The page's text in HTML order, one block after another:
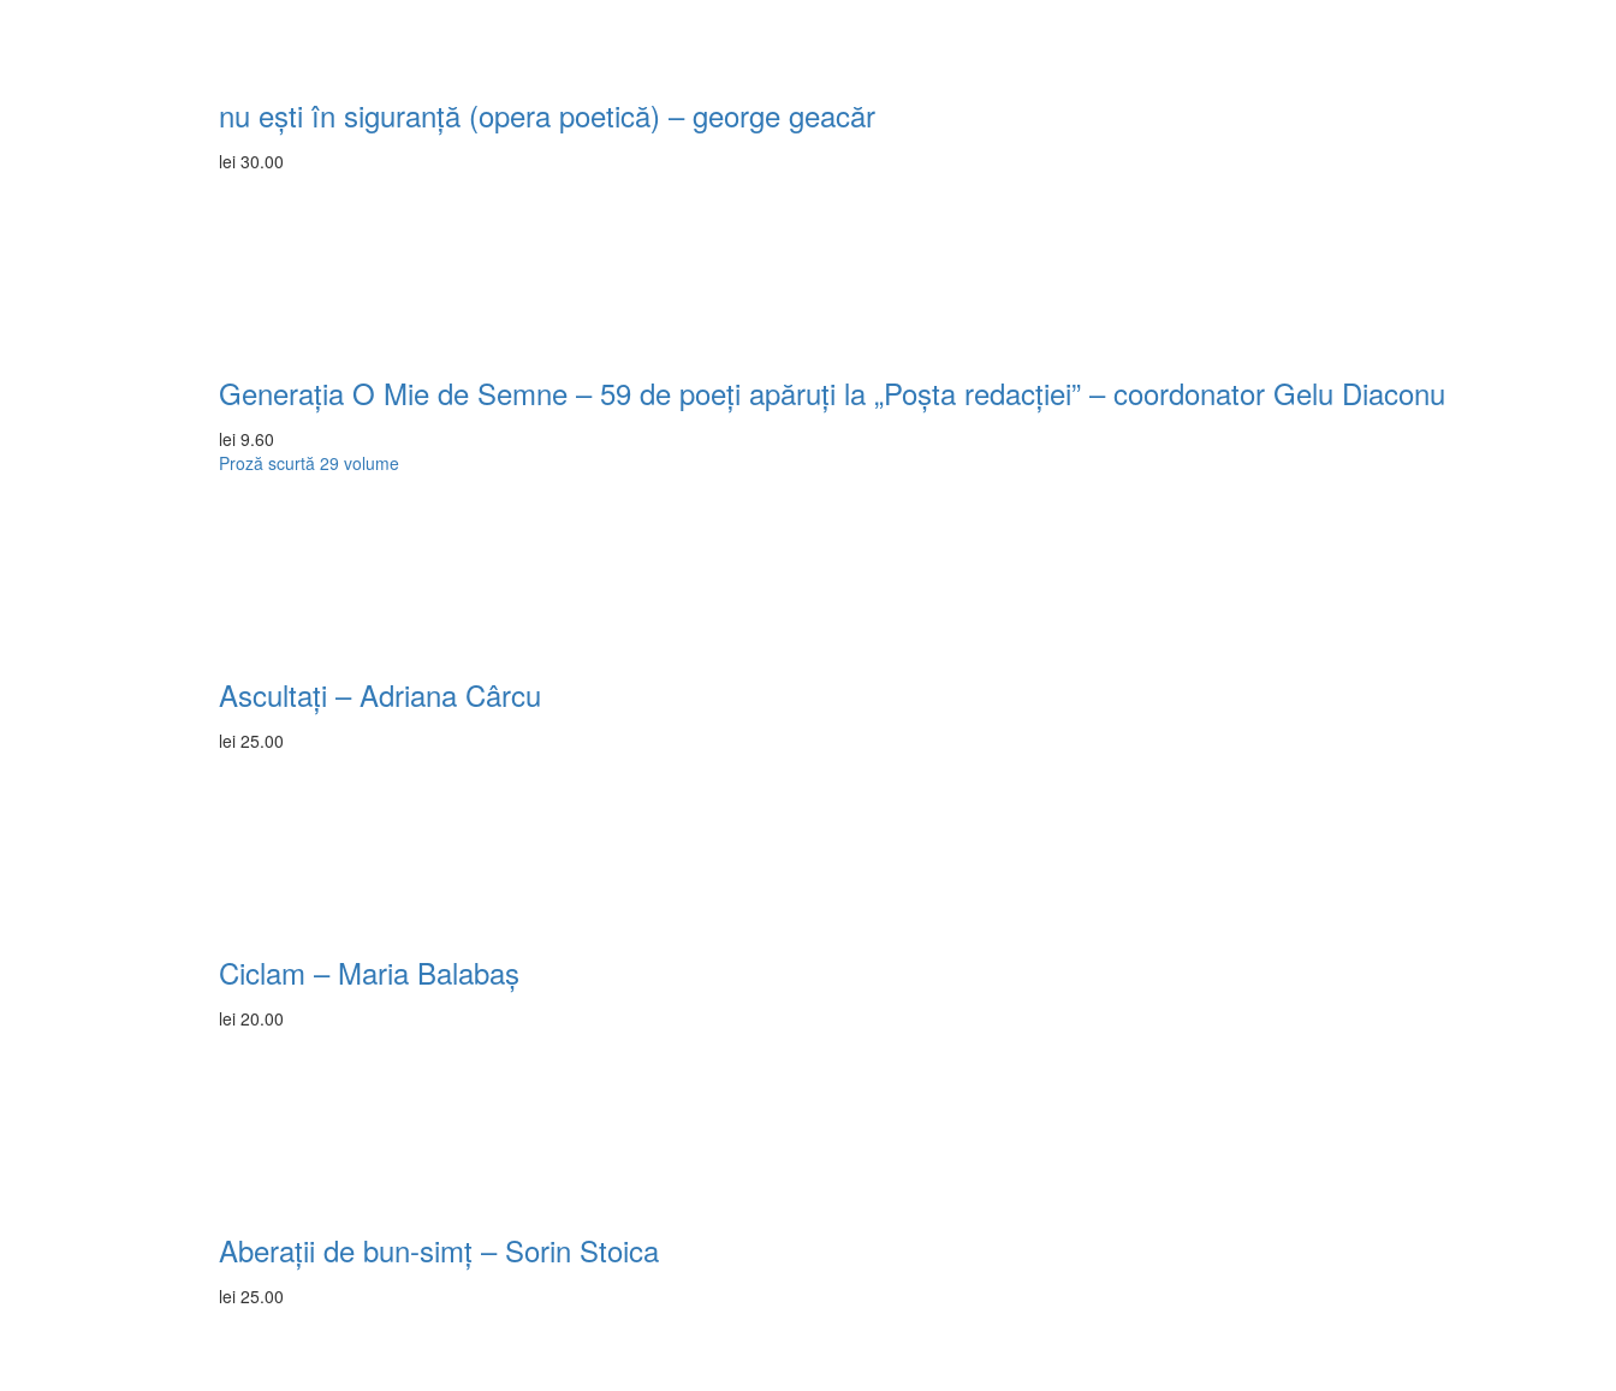
nu ești în siguranță (opera poetică) – george geacăr
lei 30.00
Generația O Mie de Semne – 59 de poeți apăruți la „Poșta redacției” – coordonator Gelu Diaconu
lei 9.60
Proză scurtă 29 volume
Ascultați – Adriana Cârcu
lei 25.00
Ciclam – Maria Balabaș
lei 20.00
Aberații de bun-simț – Sorin Stoica
lei 25.00